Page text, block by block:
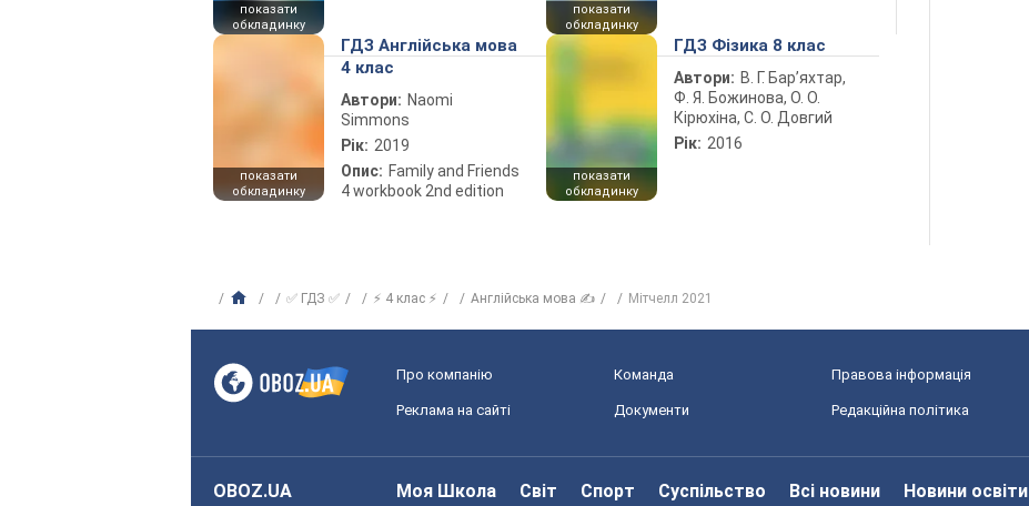
показати
обкладинку
показати
обкладинку
показати
обкладинку
ГДЗ Англійська мова
4 клас
Автори: Naomi
Simmons
Рік: 2019
Опис: Family and Friends
4 workbook 2nd edition
показати
обкладинку
ГДЗ Фізика 8 клас
Автори: В. Г. Бар’яхтар,
Ф. Я. Божинова, О. О.
Кірюхіна, С. О. Довгий
Рік: 2016
✅ ГДЗ ✅ ⚡ 4 клас ⚡ Англійська мова ✍ Мітчелл 2021
Про компанію Команда Правова інформація
Реклама на сайті Документи Редакційна політика
OBOZ.UA Моя Школа Світ Спорт Суспільство Всі новини Новини освіти